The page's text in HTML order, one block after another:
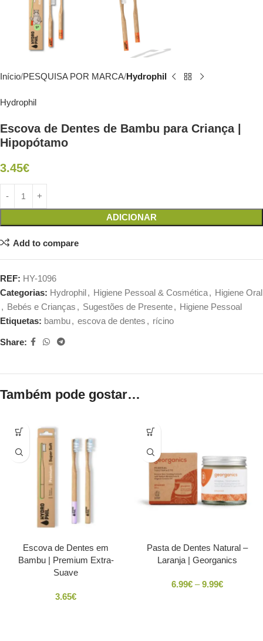
Início PESQUISA POR MARCA Hydrophil
Hydrophil
Escova de Dentes de Bambu para Criança |
Hipopótamo
3.45€
ADICIONAR
Add to compare
REF: HY-1096
Categorias: Hydrophil, Higiene Pessoal & Cosmética, Higiene Oral
, Bebés e Crianças , Sugestões de Presente, Higiene Pessoal
Etiquetas: bambu, escova de dentes , rícino
Share:
Também pode gostar…
Escova de Dentes em
Bambu | Premium Extra-
Suave
3.65€
Pasta de Dentes Natural –
Laranja | Georganics
6.99€ – 9.99€